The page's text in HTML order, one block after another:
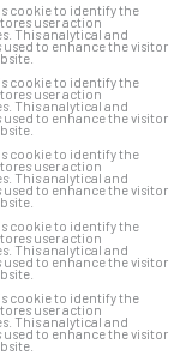
cookie to identify the
user action
This analytical and
to enhance the visitor
cookie to identify the
user action
This analytical and
to enhance the visitor
cookie to identify the
user action
This analytical and
to enhance the visitor
cookie to identify the
user action
This analytical and
to enhance the visitor
cookie to identify the
user action
This analytical and
to enhance the visitor